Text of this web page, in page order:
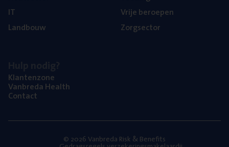
IT
Land­bouw
Vrije beroe­pen
Zorg­sec­tor
Klan­ten­zo­ne
Van­b­re­da Health
Con­tact
© 2026 Vanbreda Risk & Benefits